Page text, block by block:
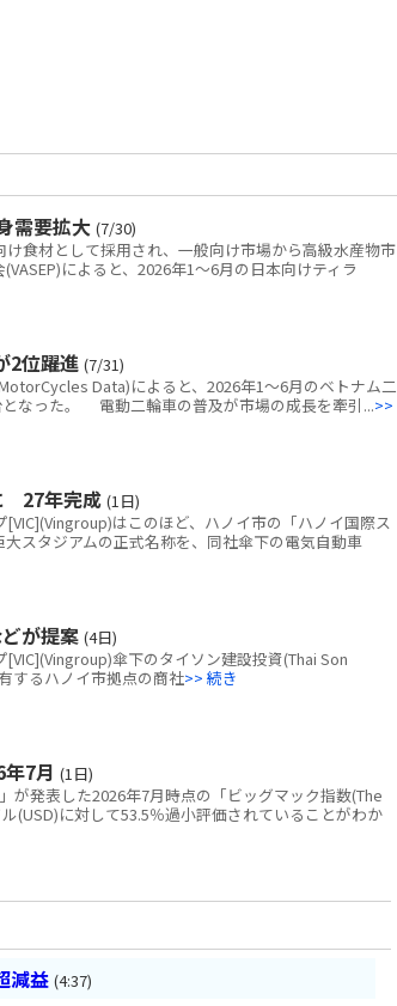
需要拡大 (7/30)
食材として採用され、一般向け市場から高級水産物市
によると、2026年1～6月の日本向けティラ
2位躍進 (7/31)
Data)によると、2026年1～6月のベトナム二
なった。 電動二輪車の普及が市場の成長を牽引...>>
27年完成 (1日)
はこのほど、ハノイ市の「ハノイ国際ス
スタジアムの正式名称を、同社傘下の電気自動車
が提案 (4日)
傘下のタイソン建設投資(Thai Son
するハノイ市拠点の商社>> 続き
7月 (1日)
発表した2026年7月時点の「ビッグマック指数(The
(USD)に対して53.5％過小評価されていることがわか
減益 (4:37)